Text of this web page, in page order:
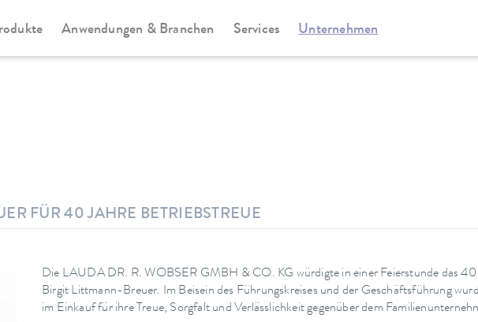
Anwendungen & Branchen Services Unternehmen
FÜR 40 JAHRE BETRIEBSTREUE
Die LAUDA DR. R. WOBSER GMBH & CO. KG würdigte in einer Feierstunde das
Birgit Littmann-Breuer. Im Beisein des Führungskreises und der Geschäftsführung
im Einkauf für ihre Treue, Sorgfalt und Verlässlichkeit gegenüber dem